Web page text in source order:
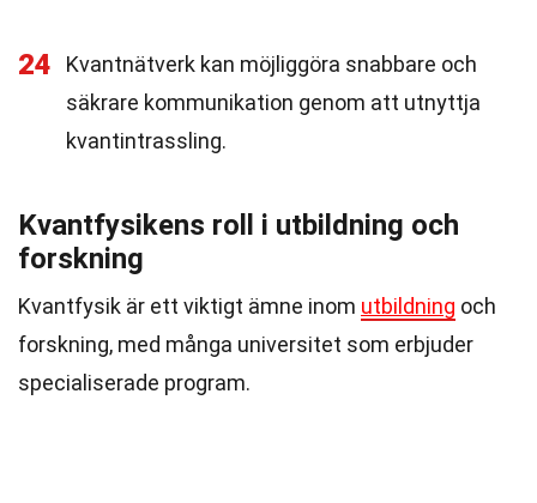
24
Kvantnätverk kan möjliggöra snabbare och
säkrare kommunikation genom att utnyttja
kvantintrassling.
Kvantfysikens roll i utbildning och
forskning
Kvantfysik är ett viktigt ämne inom utbildning och
forskning, med många universitet som erbjuder
specialiserade program.